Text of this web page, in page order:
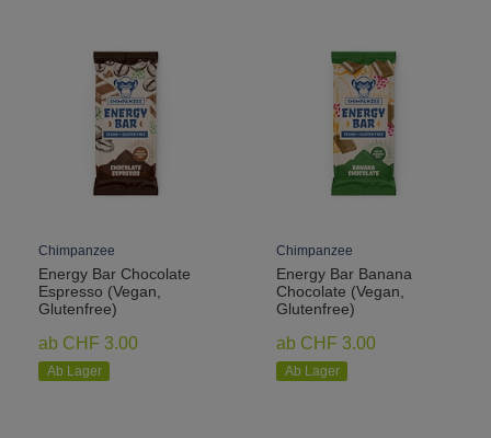
Chimpanzee
Energy Bar Chocolate
Espresso (Vegan,
Glutenfree)
ab CHF 3.00
Ab Lager
Chimpanzee
Energy Bar Banana
Chocolate (Vegan,
Glutenfree)
ab CHF 3.00
Ab Lager